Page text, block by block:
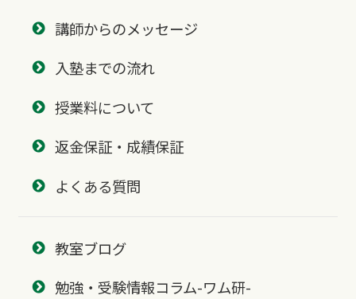
講師からのメッセージ
入塾までの流れ
授業料について
返金保証・成績保証
よくある質問
教室ブログ
勉強・受験情報コラム-ワム研-